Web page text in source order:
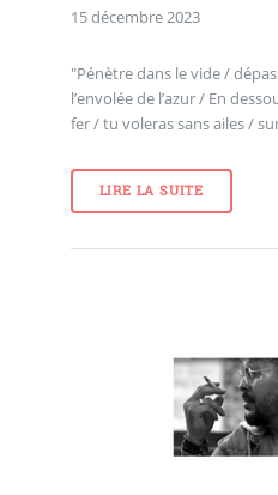
15 décembre 2023
"Pénètre dans le vide /
l’envolée de l’azur / En
fer / tu voleras sans ailes /
LIRE LA SUITE